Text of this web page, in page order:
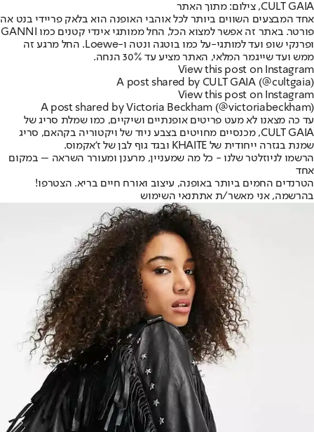
CULT GAIA, צילום: מתוך האתר
אחד המבצעים השווים ביותר לכל אוהבי האופנה הוא בלאק פריידי בנט אה
פורטר
. באתר זה אפשר למצוא הכל, החל ממותגי אינדי קטנים כמו GANNI
ופרנקי שופ ועד למותגי-על כמו בוטגה ונטה ו-Loewe. החל מרגע זה
ממש ועד שייגמר המלאי, האתר מציע עד 30% הנחה.
View this post on Instagram
A post shared by CULT GAIA (@cultgaia)
View this post on Instagram
A post shared by Victoria Beckham (@victoriabeckham)
עד כה מצאנו לא מעט פריטים אופנתיים ושיקיים, כמו שמלת סריג של
CULT GAIA, מכנסיים מחויטים בצבע ניוד של ויקטוריה בקהאם, סריג
שמנת בגזרה ייחודית של KHAITE ובגד גוף לבן של ז'אקמוס.
הרשמו לניוזלטר שלנו - כל מה שמעניין, מרענן ומעורר השראה – במקום
אחד
הטרנדים החמים ביותר באופנה, עיצוב ואורח חיים בריא. הצטרפו!
בהרשמה, אני מאשר/ת אתתנאי השימוש